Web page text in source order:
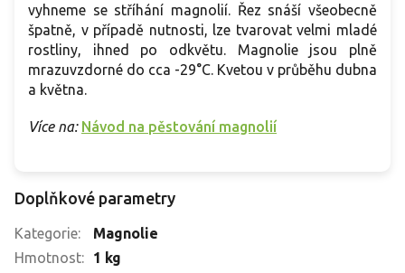
vyhneme se stříhání magnolií. Řez snáší všeobecně
špatně, v případě nutnosti, lze tvarovat velmi mladé
rostliny, ihned po odkvětu. Magnolie jsou plně
mrazuvzdorné do cca -29°C. Kvetou v průběhu dubna
a května.
Více na: Návod na pěstování magnolií
Doplňkové parametry
Kategorie:
Magnolie
Hmotnost:
1 kg